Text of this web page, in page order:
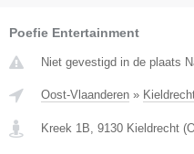
Poefie Entertainment
Niet gevestigd in de plaats
Oost-Vlaanderen »
Kreek 1B, 9130 Kieldrecht (